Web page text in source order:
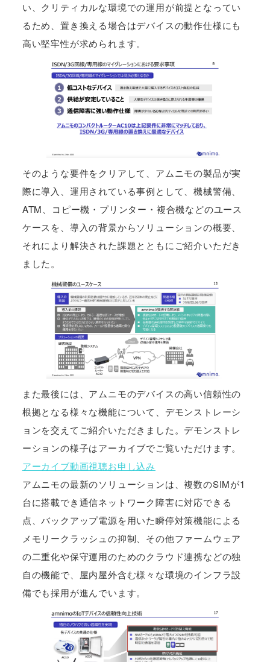
い、クリティカルな環境での運用が前提となってい
るため、置き換える場合はデバイスの動作仕様にも
高い堅牢性が求められます。
そのような要件をクリアして、アムニモの製品が実
際に導入、運用されている事例として、機械警備、
ATM、コピー機・プリンター・複合機などのユース
ケースを、導入の背景からソリューションの概要、
それにより解決された課題とともにご紹介いただき
ました。
また最後には、アムニモのデバイスの高い信頼性の
根拠となる様々な機能について、デモンストレーシ
ョンを交えてご紹介いただきました。デモンストレ
ーションの様子はアーカイブでご覧いただけます。
アーカイブ動画視聴お申し込み
アムニモの最新のソリューションは、複数のSIMが1
台に搭載でき通信ネットワーク障害に対応できる
点、バックアップ電源を用いた瞬停対策機能による
メモリークラッシュの抑制、その他ファームウェア
の二重化や保守運用のためのクラウド連携などの独
自の機能で、屋内屋外含む様々な環境のインフラ設
備でも採用が進んでいます。